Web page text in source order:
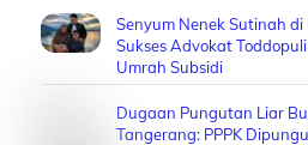
Senyum Nenek Sutinah
Sukses Advokat
Umrah Subsidi
Dugaan Pungutan Liar
Tangerang: PPPK